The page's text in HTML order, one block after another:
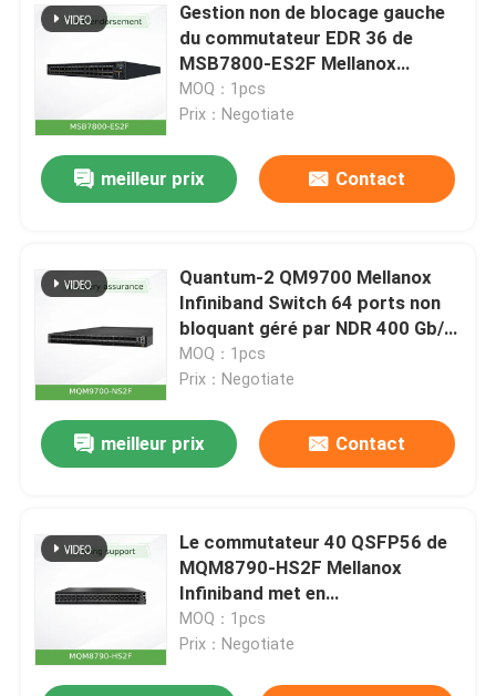
Gestion non de blocage gauche
du commutateur EDR 36 de
MSB7800-ES2F Mellanox
Infiniband
MOQ：1pcs
Prix：Negotiate
meilleur prix Contact
Quantum-2 QM9700 Mellanox
Infiniband Switch 64 ports non
bloquant géré par NDR 400 Gb/S
MQM9700-NS2F
MOQ：1pcs
Prix：Negotiate
meilleur prix Contact
Le commutateur 40 QSFP56 de
MQM8790-HS2F Mellanox
Infiniband met en
communication le flux d'air des
alimentations d'énergie de HDR 2
MOQ：1pcs
Prix：Negotiate